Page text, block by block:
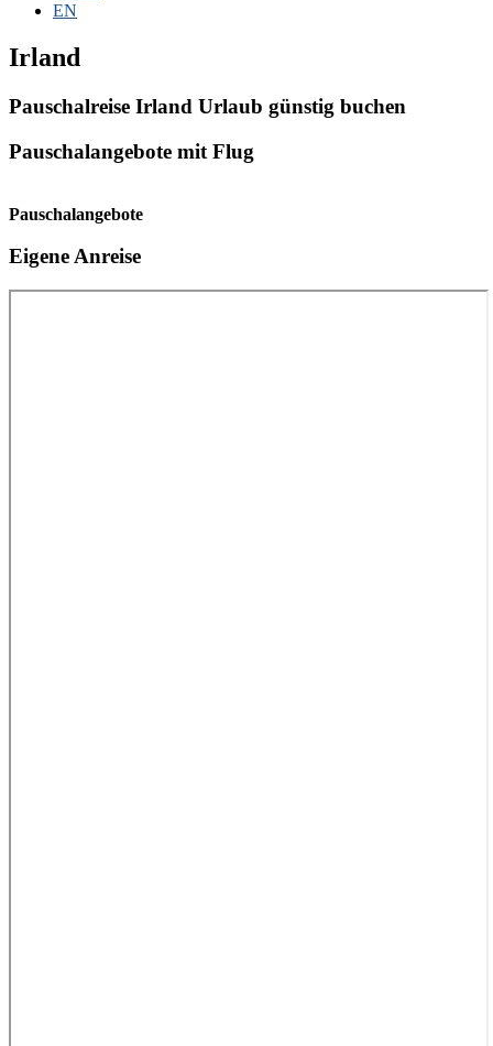
EN
Irland
Pauschalreise Irland Urlaub günstig buchen
Pauschalangebote mit Flug
Pauschalangebote
Eigene Anreise